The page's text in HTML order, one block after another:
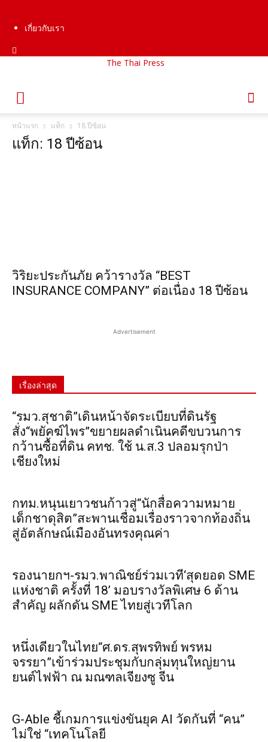
เกี่ยวกับเรา
The Thai Press
หน้าแรก แท็ก 18 ปีซ้อน
แท็ก: 18 ปีซ้อน
วิริยะประกันภัย คว้ารางวัล “BEST
INSURANCE COMPANY” ต่อเนื่อง 18 ปีซ้อน
Advertisement
เรื่องล่าสุด
“รมว.สุชาติ”เดินหน้าจัดระเบียบที่ดินรัฐ
สั่ง“พยัคฆ์ไพร”ขยายผลดำเนินคดีขบวนการ
กว้านซื้อที่ดิน คทช. ใช้ น.ส.3 ปลอมรุกป่า
เชียงใหม่
กทม.หนุนเยาวชนก้าวสู่“นักสื่อความหมาย
เด็กชาดุสิต”สะพานเชื่อมเรื่องราวจากท้องถิ่น
สู่อัตลักษณ์เมืองอันทรงคุณค่า
รองนายกฯ-รมว.พาณิชย์ร่วมเวที‘สุดยอด SME
แห่งชาติ ครั้งที่ 18’ มอบรางวัลพิเศษ 6 ด้าน
สำคัญ ผลักดัน SME ไทยสู่เวทีโลก
หนึ่งเดียวในไทย“ศ.ดร.สุพรทิพย์ พรหม
จรรยา”เข้าร่วมประชุมกับกลุ่มทุนใหญ่ยาน
ยนต์ไฟฟ้า ณ มณฑลเจียงซู จีน
G-Able ชี้เกมการแข่งขันยุค AI วัดกันที่ “คน”
ไม่ใช่ “เทคโนโลยี